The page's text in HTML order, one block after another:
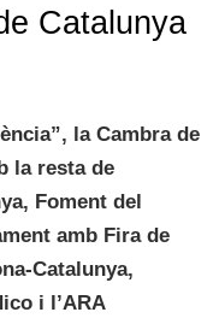
Catalunya
la Cambra de
la resta de
Foment del
amb Fira de
Catalunya,
i l’ARA